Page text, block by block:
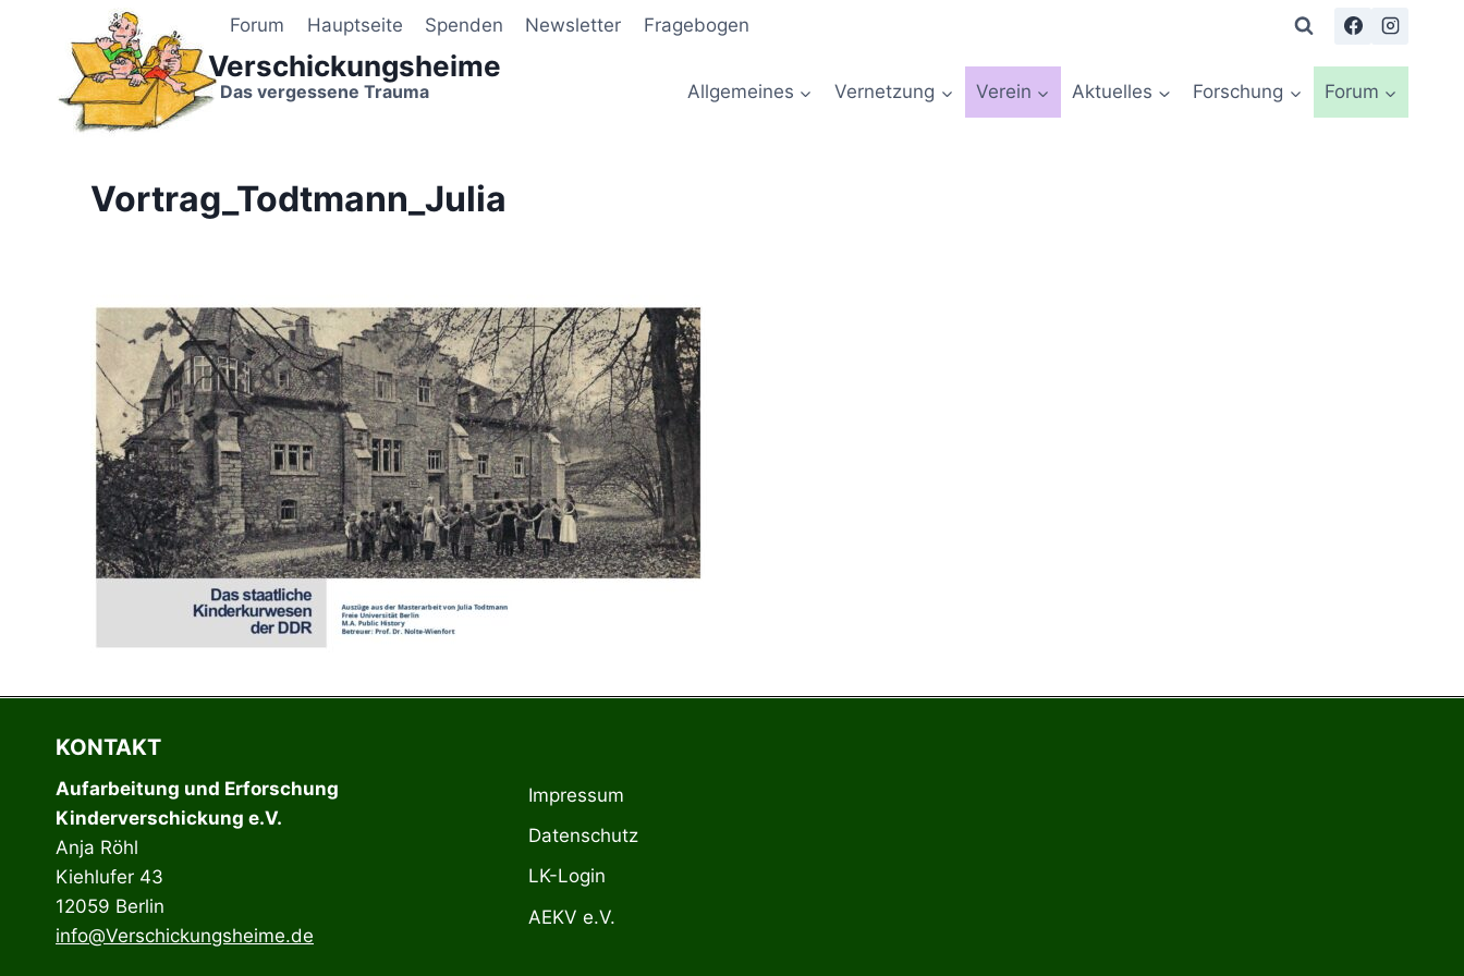
Forum Hauptseite Spenden Newsletter Fragebogen
Verschickungsheime
Das vergessene Trauma Allgemeines Vernetzung Verein Aktuelles Forschung Forum
Vortrag_Todtmann_Julia
KONTAKT
Aufarbeitung und Erforschung
Kinderverschickung e.V.
Anja Röhl
Kiehlufer 43
12059 Berlin
info@Verschickungsheime.de
Impressum
Datenschutz
LK-Login
AEKV e.V.